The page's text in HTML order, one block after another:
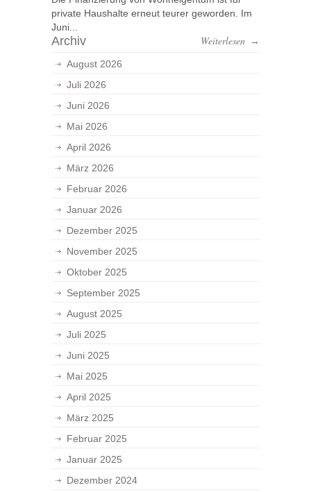
private Haushalte erneut teurer geworden. Im
Juni...
Weiterlesen →
Archiv
August 2026
Juli 2026
Juni 2026
Mai 2026
April 2026
März 2026
Februar 2026
Januar 2026
Dezember 2025
November 2025
Oktober 2025
September 2025
August 2025
Juli 2025
Juni 2025
Mai 2025
April 2025
März 2025
Februar 2025
Januar 2025
Dezember 2024